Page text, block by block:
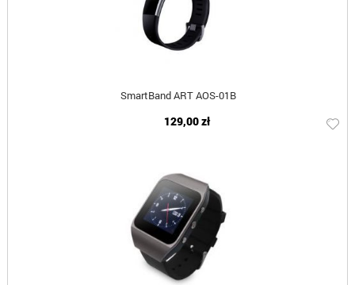
SmartBand ART AOS-01B
129,00 zł